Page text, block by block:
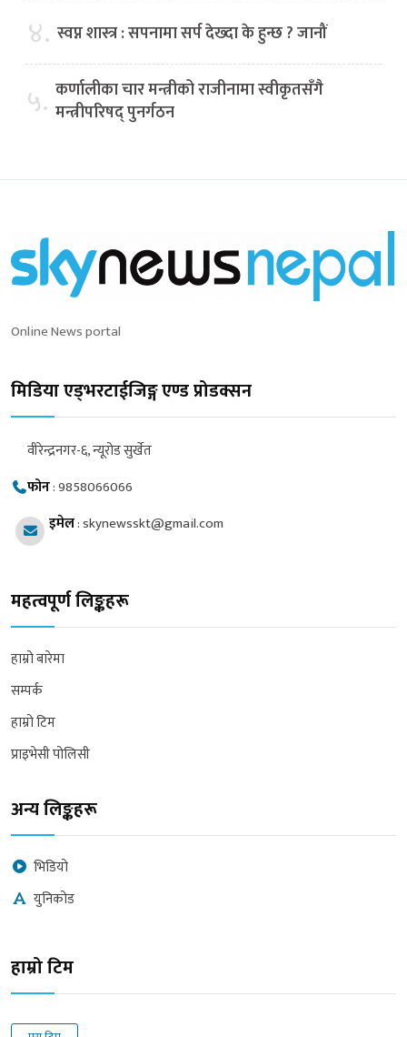
४. स्वप्न शास्त्र : सपनामा सर्प देख्दा के हुन्छ ? जानौं
५. कर्णालीका चार मन्त्रीको राजीनामा स्वीकृतसँगै
मन्त्रीपरिषद् पुनर्गठन
Online News portal
मिडिया एड्भरटाईजिङ्ग एण्ड प्रोडक्सन
वीरेन्द्रनगर-६, न्यूरोड सुर्खेत
फोन:9858066066
इमेल:skynewsskt@gmail.com
महत्वपूर्ण लिङ्कहरू
हाम्रो बारेमा
सम्पर्क
हाम्रो टिम
प्राइभेसी पोलिसी
अन्य लिङ्कहरू
भिडियो
युनिकोड
हाम्रो टिम